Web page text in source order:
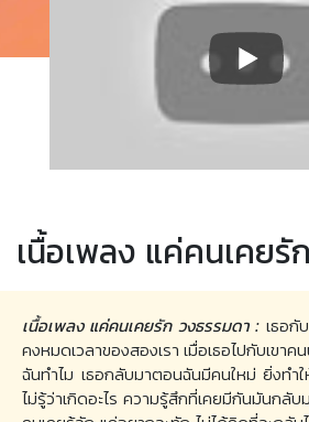
เนื้อเพลง แค่คนเคยรั
เนื้อเพลง แค่คนเคยรัก วงธรรมดา : เธอกั
คงหมดเวลาของสองเรา เมื่อเธอไปกับเขา
ฉันทำไม เธอกลับมาตอนฉันมีคนใหม่ ยิ่งท
ไม่รู้ว่าเกิดอะไร ความรู้สึกที่เคยมีกันมันกลั